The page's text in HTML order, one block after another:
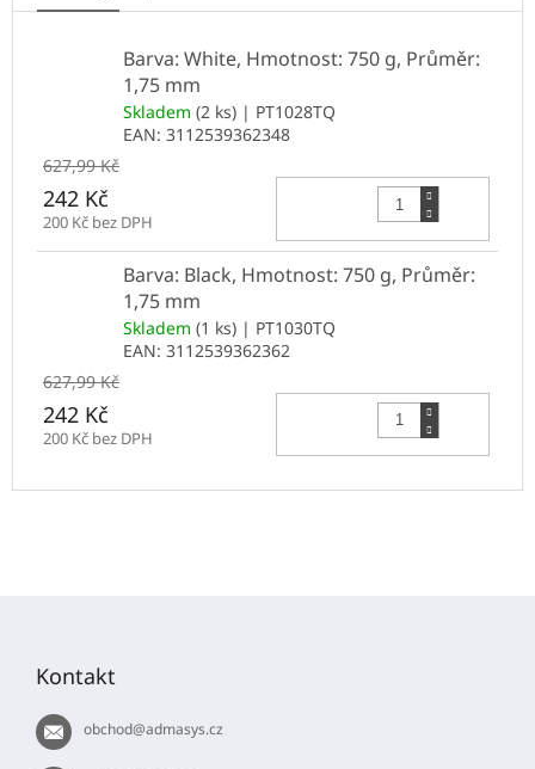
Barva: White, Hmotnost: 750 g, Průměr:
1,75 mm
Skladem (2 ks) | PT1028TQ
EAN: 3112539362348
627,99 Kč
242 Kč
200 Kč bez DPH
Barva: Black, Hmotnost: 750 g, Průměr:
1,75 mm
Skladem (1 ks) | PT1030TQ
EAN: 3112539362362
627,99 Kč
242 Kč
200 Kč bez DPH
Kontakt
obchod@admasys.cz